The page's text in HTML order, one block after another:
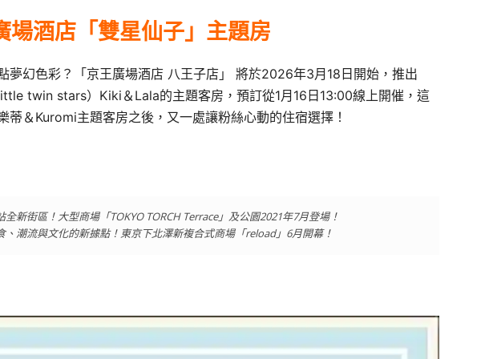
場酒店「雙星仙子」主題房
夢幻色彩？「京王廣場酒店 八王子店」 將於2026年3月18日開始，推出
twin stars）Kiki＆Lala的主題客房，預訂從1月16日13:00線上開催，這
＆Kuromi主題客房之後，又一處讓粉絲心動的住宿選擇！
全新街區！大型商場「TOKYO TORCH Terrace」及公園2021年7月登場！
、潮流與文化的新據點！東京下北澤新複合式商場「reload」6月開幕！